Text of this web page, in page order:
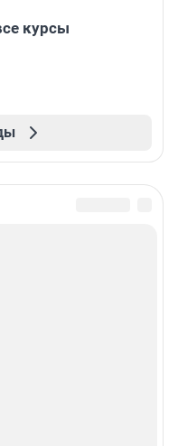
курсы